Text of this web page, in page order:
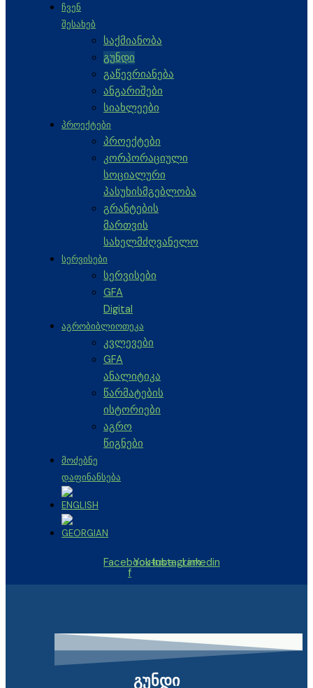
ᲩᲕᲔᲜ
ᲨᲔᲡᲐᲮᲔᲑ
საქმიანობა
გუნდი
გაწევრიანება
ანგარიშები
სიახლეები
ᲞᲠᲝᲔᲥᲢᲔᲑᲘ
პროექტები
კორპორაციული
სოციალური
პასუხისმგებლობა
გრანტების
მართვის
სახელმძღვანელო
ᲡᲔᲠᲕᲘᲡᲔᲑᲘ
სერვისები
GFA
Digital
ᲐᲒᲠᲝᲑᲘᲑᲚᲘᲝᲗᲔᲙᲐ
კვლევები
GFA
ანალიტიკა
წარმატების
ისტორიები
აგრო
წიგნები
ᲛᲝᲫᲔᲑᲜᲔ
ᲓᲐᲤᲘᲜᲐᲜᲡᲔᲑᲐ
Facebook-
f
YoutubeInstagramLinkedin
გუნდი